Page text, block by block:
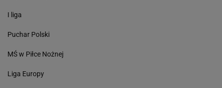
I liga
Puchar Polski
MŚ w Piłce Nożnej
Liga Europy